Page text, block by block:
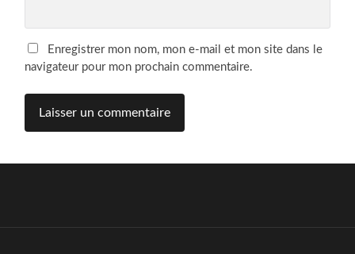
Enregistrer mon nom, mon e-mail et mon site dans le
navigateur pour mon prochain commentaire.